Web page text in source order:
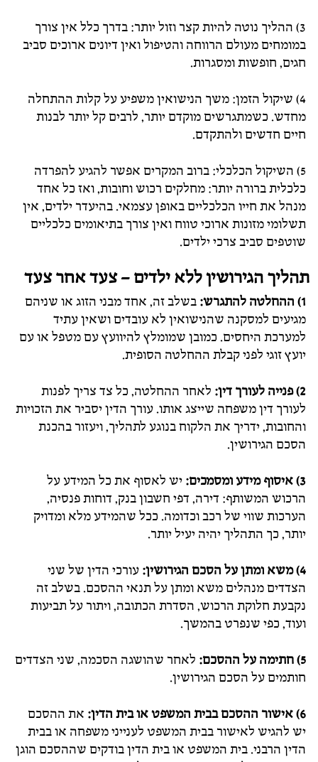
3) ההליך נוטה להיות קצר וזול יותר: בדרך כלל אין צורך
במומחים מעולם הרווחה והטיפול ואין דיונים ארוכים סביב
חגים, חופשות ומסגרות.
4) שיקול הזמן: משך הנישואין משפיע על קלות ההתחלה
מחדש. כשמתגרשים מוקדם יותר, לרבים קל יותר לבנות
חיים חדשים ולהתקדם.
5) השיקול הכלכלי: ברוב המקרים אפשר להגיע להפרדה
כלכלית ברורה יותר: מחלקים רכוש וחובות, ואז כל אחד
מנהל את חייו הכלכליים באופן עצמאי. בהיעדר ילדים, אין
תשלומי מזונות ארוכי טווח ואין צורך בתיאומים כלכליים
שוטפים סביב צרכי ילדים.
תהליך הגירושין ללא ילדים – צעד אחר צעד
1) ההחלטה להתגרש:
בשלב זה, אחד מבני הזוג או שניהם
מגיעים למסקנה שהנישואין לא עובדים ושאין עתיד
למערכת היחסים. כמובן שמומלץ להיוועץ עם מטפל או עם
יועץ זוגי לפני קבלת ההחלטה הסופית.
2) פנייה לעורך דין:
לאחר ההחלטה, כל צד צריך לפנות
לעורך דין משפחה שייצג אותו. עורך הדין יסביר את הזכויות
והחובות, ידריך את הלקוח בנוגע לתהליך, ויעזור בהכנת
הסכם הגירושין.
3) איסוף מידע ומסמכים:
יש לאסוף את כל המידע על
הרכוש המשותף: דירה, דפי חשבון בנק, דוחות פנסיה,
הערכות שווי של רכב וכדומה. ככל שהמידע מלא ומדויק
יותר, כך התהליך יהיה יעיל יותר.
4) משא ומתן על הסכם הגירושין:
עורכי הדין של שני
הצדדים מנהלים משא ומתן על תנאי ההסכם. בשלב זה
נקבעת חלוקת הרכוש, הסדרת הכתובה, ויתור על תביעות
ועוד, כפי שנפרט בהמשך.
5) חתימה על ההסכם:
לאחר שהושגה הסכמה, שני הצדדים
חותמים על הסכם הגירושין.
6) אישור ההסכם בבית המשפט או בית הדין:
את ההסכם
יש להגיש לאישור בבית המשפט לענייני משפחה או בבית
הדין הרבני. בית המשפט או בית הדין בודקים שההסכם הוגן